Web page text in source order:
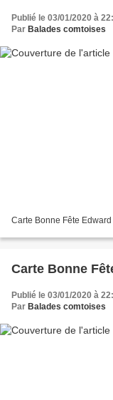
Publié le 03/01/2020 à
Par Balades comtoises
Carte Bonne Fête
Carte Bonne
Publié le 03/01/2020 à
Par Balades comtoises